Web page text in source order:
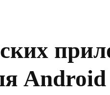
Android